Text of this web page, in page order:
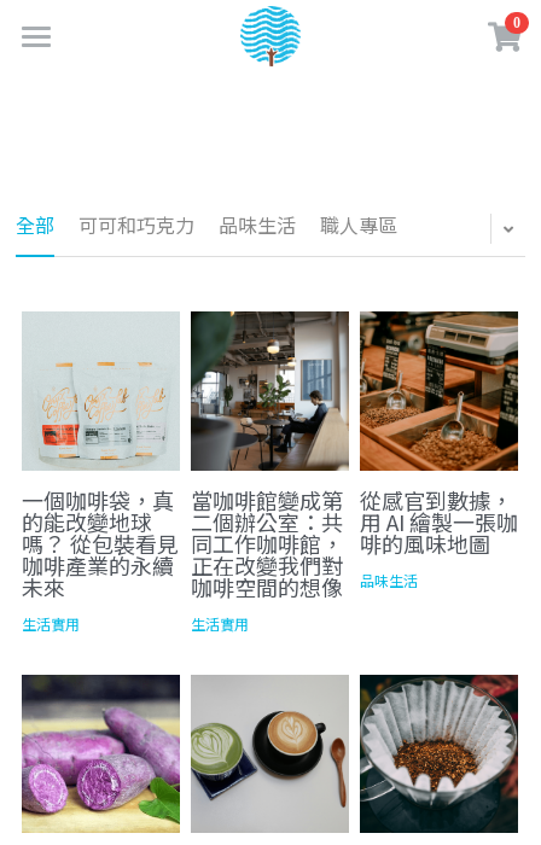
0
品牌故事
企業認證
成真大事記
永續績效
企業責任政策
水一點 愛多一點
實體門市
門市資訊
門市菜單
餐點介紹
咖啡 & 飲品介紹
美味蔬食日常
飲品與咖啡標示
購物商城
線上購物專區
咖啡訂閱制
購物須知
夢享卡會員
加入夢享卡
夢享卡資訊
咖啡知識
創業加盟
盟友專區
媒體相關
夥伴招募 JOIN US
PackAge+
合作夥伴
搜索
月月新鮮配咖啡
全部 可可和巧克力 品味生活 職人專區
一個咖啡袋，真
的能改變地球
嗎？ 從包裝看見
咖啡產業的永續
未來
生活實用
當咖啡館變成第
二個辦公室：共
同工作咖啡館，
正在改變我們對
咖啡空間的想像
生活實用
從感官到數據，
用 AI 繪製一張咖
啡的風味地圖
品味生活
×
商品分類